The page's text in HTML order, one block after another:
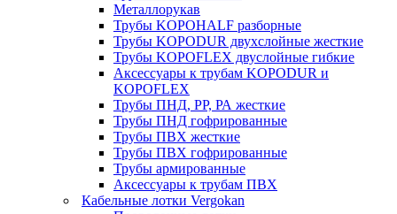
Металлорукав
Трубы KOPOHALF разборные
Трубы KOPODUR двухслойные жесткие
Трубы KOPOFLEX двуслойные гибкие
Аксессуары к трубам KOPODUR и
KOPOFLEX
Трубы ПНД, РР, РА жесткие
Трубы ПНД гофрированные
Трубы ПВХ жесткие
Трубы ПВХ гофрированные
Трубы армированные
Аксессуары к трубам ПВХ
Кабельные лотки Vergokan